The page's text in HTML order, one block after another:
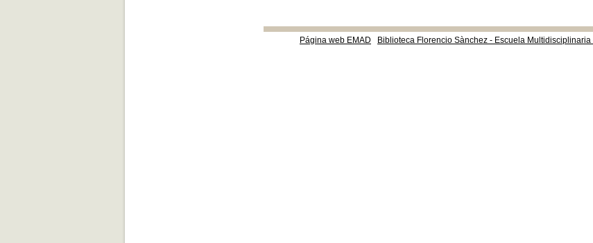
Página web EMAD Biblioteca Florencio Sànchez - Escuela Multidisciplinaria